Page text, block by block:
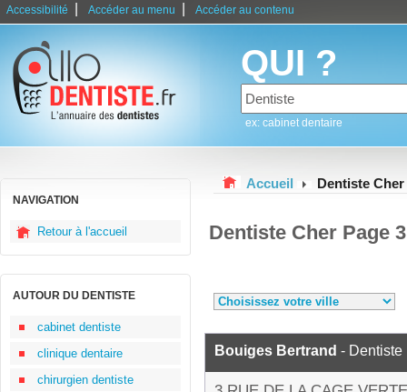
Accessibilité Accéder au menu Accéder au contenu
QUI ?
ex: cabinet dentaire
NAVIGATION
Retour à l'accueil
AUTOUR DU DENTISTE
cabinet dentiste
clinique dentaire
chirurgien dentiste
Accueil Dentiste Cher
Dentiste Cher Page 3
Bouiges Bertrand - Dentiste